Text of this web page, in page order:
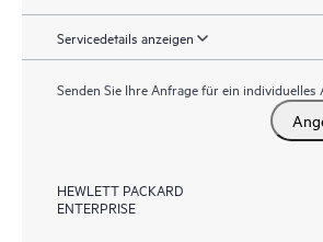
Servicedetails anzeigen
Senden Sie Ihre Anfrage für ein individuelles
HEWLETT PACKARD
ENTERPRISE